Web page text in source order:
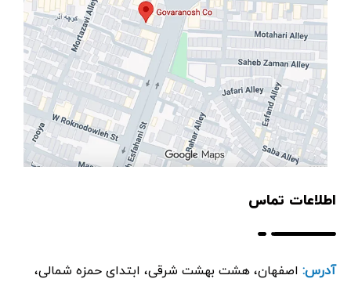
اطلاعات تماس
آدرس: اصفهان، هشت بهشت شرقی، ابتدای حمزه شمالی،